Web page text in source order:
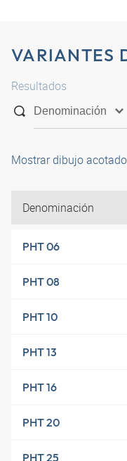
VARIANTES
Resultados
Mostrar dibujo acotado
Denominación
PHT 06
PHT 08
PHT 10
PHT 13
PHT 16
PHT 20
PHT 25